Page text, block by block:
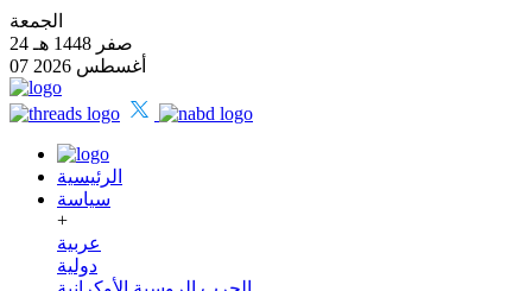
الجمعة
24 صفر 1448 هـ
07 أغسطس 2026
الرئيسية
سياسة
+
عربية
دولية